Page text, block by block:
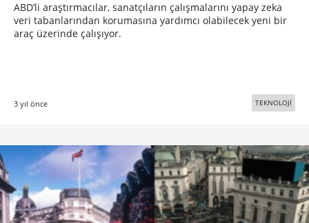
ABD’li araştırmacılar, sanatçıların çalışmalarını yapay zeka
veri tabanlarından korumasına yardımcı olabilecek yeni bir
araç üzerinde çalışıyor.
3 yıl önce TEKNOLOJİ